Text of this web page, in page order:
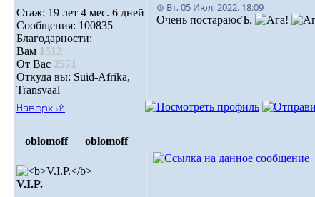
Стаж: 19 лет 4 мес. 6 дней
Сообщения: 100835
Благодарности:
Вам 1512
От Вас 2571
Откуда вы: Suid-Afrika,
Transvaal
⊙ Вт, 05 Июл, 2022. 18:09
Очень постараюсЪ.
Наверх ⮵
oblomoff oblomoff
V.I.P.